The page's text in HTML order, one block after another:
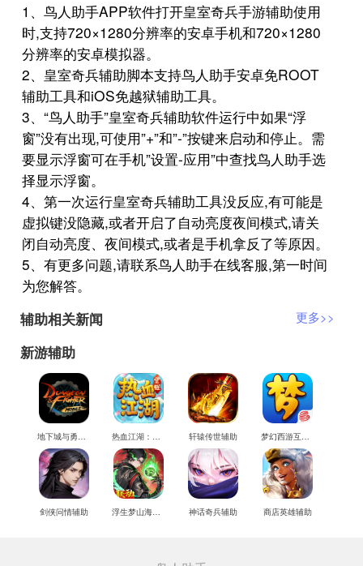
1、鸟人助手APP软件打开皇室奇兵手游辅助使用
时,支持720×1280分辨率的安卓手机和720×1280
分辨率的安卓模拟器。
2、皇室奇兵辅助脚本支持鸟人助手安卓免ROOT
辅助工具和iOS免越狱辅助工具。
3、“鸟人助手”皇室奇兵辅助软件运行中如果“浮
窗”没有出现,可使用”+”和”-”按键来启动和停止。需
要显示浮窗可在手机”设置-应用”中查找鸟人助手选
择显示浮窗。
4、第一次运行皇室奇兵辅助工具没反应,有可能是
虚拟键没隐藏,或者开启了自动亮度夜间模式,请关
闭自动亮度、夜间模式,或者是手机拿反了等原因。
5、有更多问题,请联系鸟人助手在线客服,第一时间
为您解答。
辅助相关新闻
更多>>
新游辅助
地下城与勇士M辅助 热血江湖：觉醒辅助 轩辕传世辅助 梦幻西游互通版辅助
剑侠问情辅助 浮生梦山海辅助 神话奇兵辅助 商店英雄辅助